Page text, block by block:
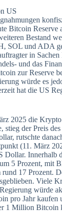
US
Bitcoin Reserve
Bestand
SOL und ADA
in
und das
zur Reserve
würde es
hat die US
2025 die
stieg der Preis
rutschte
(11. März
Dollar. Innerhalb
5 Prozent, mit
rund 17 Prozent.
Viele
würde
pro Jahr kaufen
1 Million Bitcoin